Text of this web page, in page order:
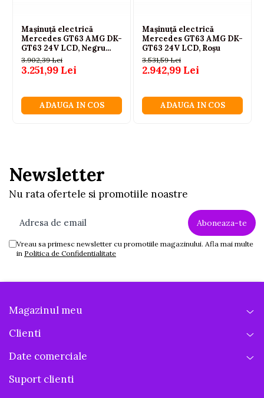
Mașinuță electrică
Mercedes GT63 AMG DK-
GT63 24V LCD, Negru
Lăcuit
3.902,39 Lei
3.251,99 Lei
ADAUGA IN COS
Mașinuță electrică
Mercedes GT63 AMG DK-
GT63 24V LCD, Roșu
3.531,59 Lei
2.942,99 Lei
ADAUGA IN COS
Newsletter
Nu rata ofertele si promotiile noastre
Vreau sa primesc newsletter cu promotiile magazinului. Afla mai multe
in Politica de Confidentialitate
Magazinul meu
Clienti
Date comerciale
Suport clienti